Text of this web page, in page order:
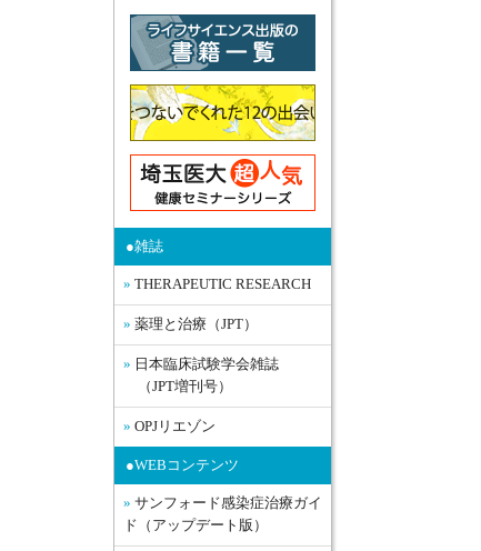
●雑誌
THERAPEUTIC RESEARCH
薬理と治療（JPT）
日本臨床試験学会雑誌
（JPT増刊号）
OPJリエゾン
●WEBコンテンツ
サンフォード感染症治療ガイ
ド（アップデート版）